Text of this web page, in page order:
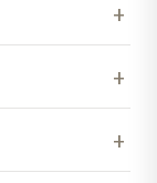
+
+
+